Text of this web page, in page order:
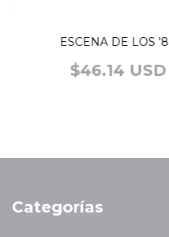
ESCENA DE LOS
$46.14 USD
Categorías